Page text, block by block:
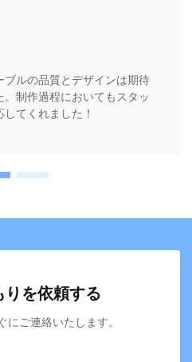
ルの品質とデザインは期待
制作過程においてもスタッ
てくれました！
りを依頼する
にご連絡いたします。